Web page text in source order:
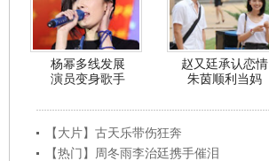
杨幂多线发展
演员变身歌手
赵又廷承认恋情
朱茵顺利当妈
【大片】古天乐带伤狂奔
【热门】周冬雨李治廷携手催泪